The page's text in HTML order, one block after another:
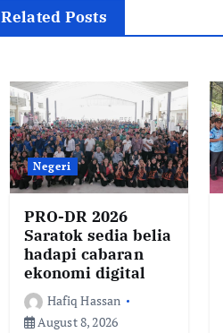
Related Posts
Negeri
PRO-DR 2026
Saratok sedia belia
hadapi cabaran
ekonomi digital
Hafiq Hassan
August 8, 2026